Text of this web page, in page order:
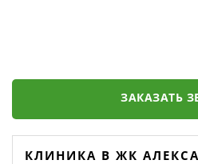
ЗАКАЗАТЬ
КЛИНИКА В ЖК